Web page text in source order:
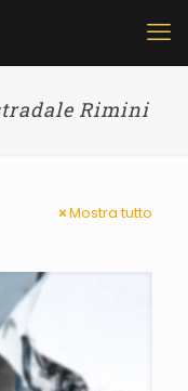
Rimini
Mostra tutto